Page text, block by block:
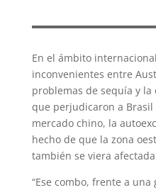
En el ámbito
inconvenientes entre
problemas de sequía y
que perjudicaron a
mercado chino, la
hecho de que la zona
también se viera
“Ese combo, frente a